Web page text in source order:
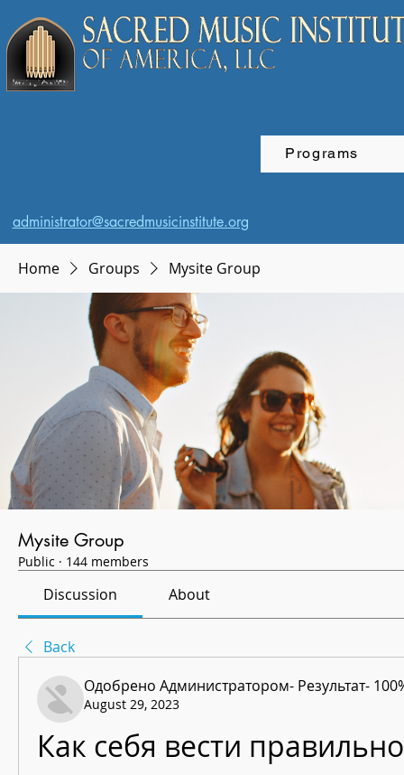
Programs
administrator@sacredmusicinstitute.org
Home Groups Mysite Group
Mysite Group
Public · 144 members
Discussion About
Back
Одобрено Администратором- Результат-
August 29, 2023
Как себя вести